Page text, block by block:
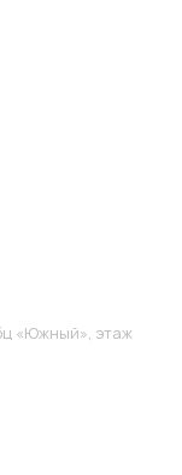
«Южный», этаж